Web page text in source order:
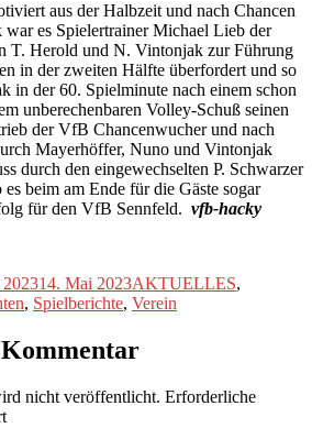
aus der Halbzeit und nach Chancen
es Spielertrainer Michael Lieb der
T. Herold und N. Vintonjak zur Führung
in der zweiten Hälfte überfordert und so
in der 60. Spielminute nach einem schon
unberechenbaren Volley-Schuß seinen
der VfB Chancenwucher und nach
Mayerhöffer, Nuno und Vintonjak
durch den eingewechselten P. Schwarzer
beim am Ende für die Gäste sogar
für den VfB Sennfeld. vfb-hacky
14. Mai 2023Kategorien
AKTUELLES,
, Spielberichte, Verein
nicht veröffentlicht. Erforderliche